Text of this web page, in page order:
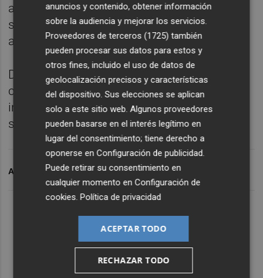
ahora en la Plaza Emilio Castelar, lo que
supondrá cambiar los alógenos metálicos
actuales por iluminación LED.
De este modo, Burjassot refuerza su
compromiso con la mejora continua de sus
infraestructuras urbanas, apostando por
soluciones de alta eficiencia energética.
ARCHIVADO EN BURJASSOT
anuncios y contenido, obtener información
sobre la audiencia y mejorar los servicios.
Proveedores de terceros (1725) también
pueden procesar sus datos para estos y
otros fines, incluido el uso de datos de
geolocalización precisos y características
del dispositivo. Sus elecciones se aplican
solo a este sitio web. Algunos proveedores
pueden basarse en el interés legítimo en
lugar del consentimiento; tiene derecho a
oponerse enConfiguración de publicidad
Puede retirar su consentimiento en
cualquier momento enConfiguración de
cookies .Política de privacidad
ACEPTAR TODO
RECHAZAR TODO